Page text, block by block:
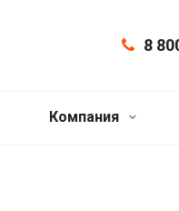
8
Компания